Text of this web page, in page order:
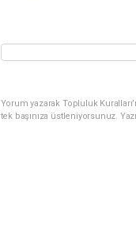
Yorum yazarak Topluluk
tek başınıza üstleniyorsunuz.